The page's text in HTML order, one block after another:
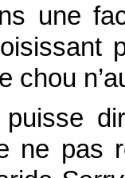
une
chou
ne pas